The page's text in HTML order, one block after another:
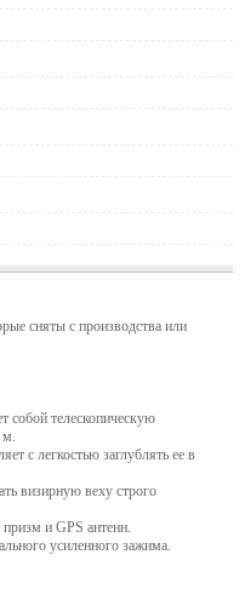
сняты с производства или
собой телескопическую
с легкостью заглублять ее в
визирную веху строго
и GPS антенн.
усиленного зажима.